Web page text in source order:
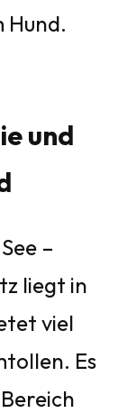
Hund.
und
–
liegt in
viel
Es